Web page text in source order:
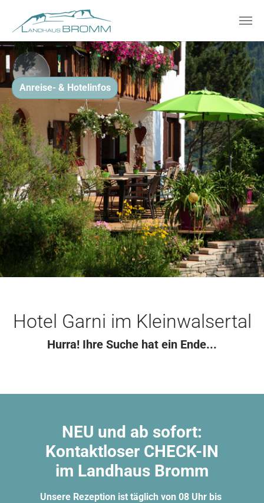
Zum Hauptinhalt springen
Anreise- & Hotelinfos
Hotel Garni im Kleinwalsertal
Hurra! Ihre Suche hat ein Ende...
NEU und ab sofort:
Kontaktloser CHECK-IN
im Landhaus Bromm
Unsere Rezeption ist täglich von 08 Uhr bis